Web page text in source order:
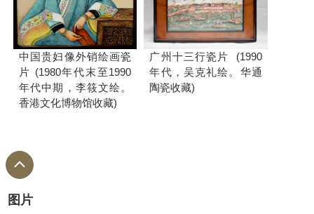
中国贵妇像外销绘画瓷
片 (1980年代末至1990
年代中期，李筱文绘。
香港文化博物馆收藏)
广州十三行瓷片 (1990
年代，吴克礼绘。华通
陶瓷收藏)
图片